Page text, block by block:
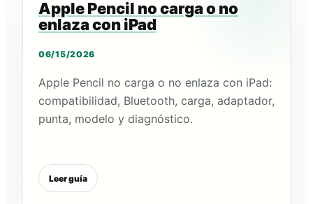
Apple Pencil no carga o no
enlaza con iPad
06/15/2026
Apple Pencil no carga o no enlaza con iPad:
compatibilidad, Bluetooth, carga, adaptador,
punta, modelo y diagnóstico.
Leer guía